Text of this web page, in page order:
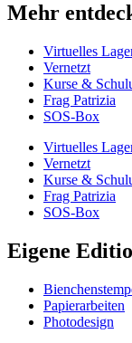
Mehr
Virtuelles
Vernetzt
Kurse &
Frag Patrizia
SOS-Box
Virtuelles
Vernetzt
Kurse &
Frag Patrizia
SOS-Box
Eigene
Papierarbeiten
Photodesign